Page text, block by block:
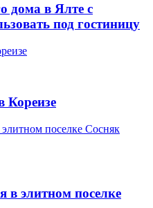
дома в Ялте с
под гостиницу
Кореизе
в элитном поселке